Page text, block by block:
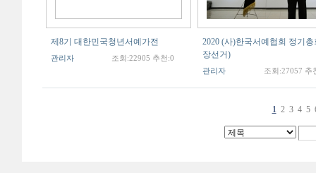
제8기 대한민국청년서예가전
관리자 조회:22905 추천:0
2020 (사)한국서예협회 정기
장선거)
관리자 조회:27057 추
1 2 3 4 5